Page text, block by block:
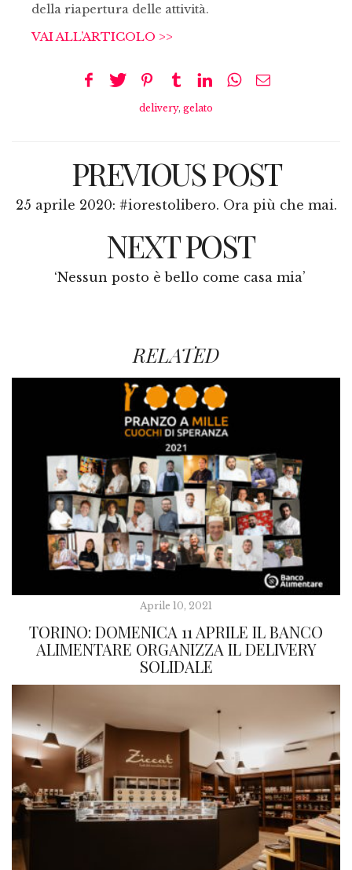
della riapertura delle attività.
VAI ALL’ARTICOLO >>
delivery, gelato
PREVIOUS POST
25 aprile 2020: #iorestolibero. Ora più che mai.
NEXT POST
‘Nessun posto è bello come casa mia’
RELATED
Aprile 10, 2021
TORINO: DOMENICA 11 APRILE IL BANCO
ALIMENTARE ORGANIZZA IL DELIVERY
SOLIDALE